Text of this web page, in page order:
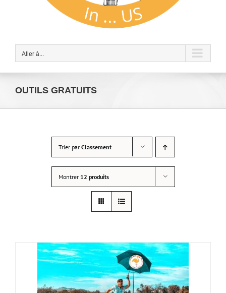
Aller à...
OUTILS GRATUITS
Trier par Classement
Montrer 12 produits